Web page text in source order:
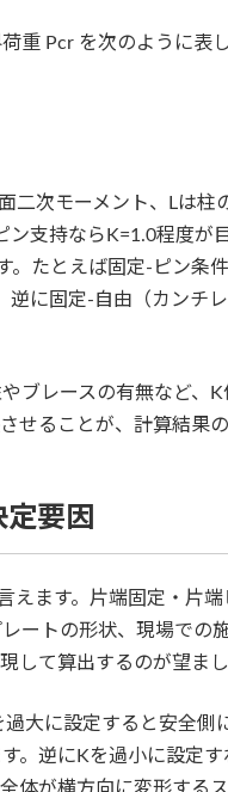
重 Pcr​ を次のように表し
二次モーメント、Lは柱
支持ならK=1.0程度が
たとえば固定‐ピン条
に固定‐自由（カンチ
ブレースの有無など、K
せることが、計算結果の
要因
ます。片端固定・片端
ートの形状、現場での
して算出するのが望まし
大に設定すると安全側
。逆にKを過小に設定
体が横方向に変形する